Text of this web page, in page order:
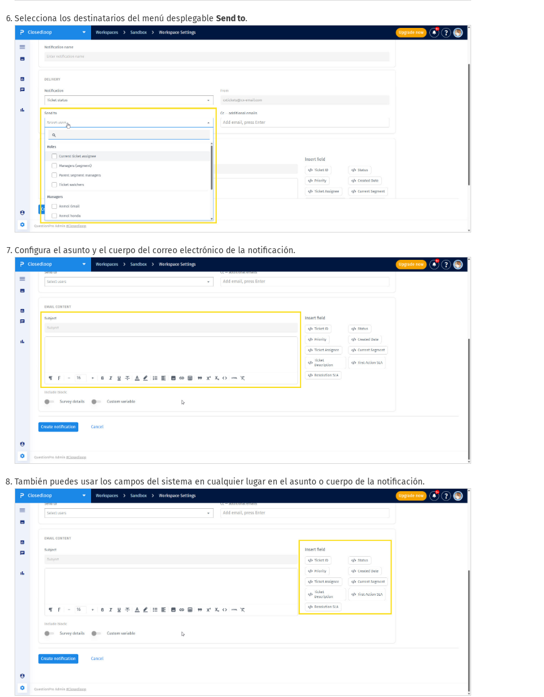
Selecciona los destinatarios del menú desplegable Send to.
Configura el asunto y el cuerpo del correo electrónico de la notificación.
También puedes usar los campos del sistema en cualquier lugar en el asunto o cuerpo de la notificación.